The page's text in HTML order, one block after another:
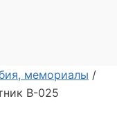
мемориалы /
В-025